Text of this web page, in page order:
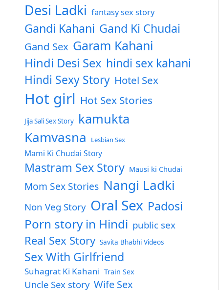
Desi Ladki fantasy sex story
Gandi Kahani Gand Ki Chudai
Gand Sex Garam Kahani
Hindi Desi Sex hindi sex kahani
Hindi Sexy Story Hotel Sex
Hot girl Hot Sex Stories
Jija Sali Sex Story kamukta
Kamvasna Lesbian Sex
Mami Ki Chudai Story
Mastram Sex Story Mausi ki Chudai
Mom Sex Stories Nangi Ladki
Non Veg Story Oral Sex Padosi
Porn story in Hindi public sex
Real Sex Story Savita Bhabhi Videos
Sex With Girlfriend
Suhagrat Ki Kahani Train Sex
Uncle Sex story Wife Sex